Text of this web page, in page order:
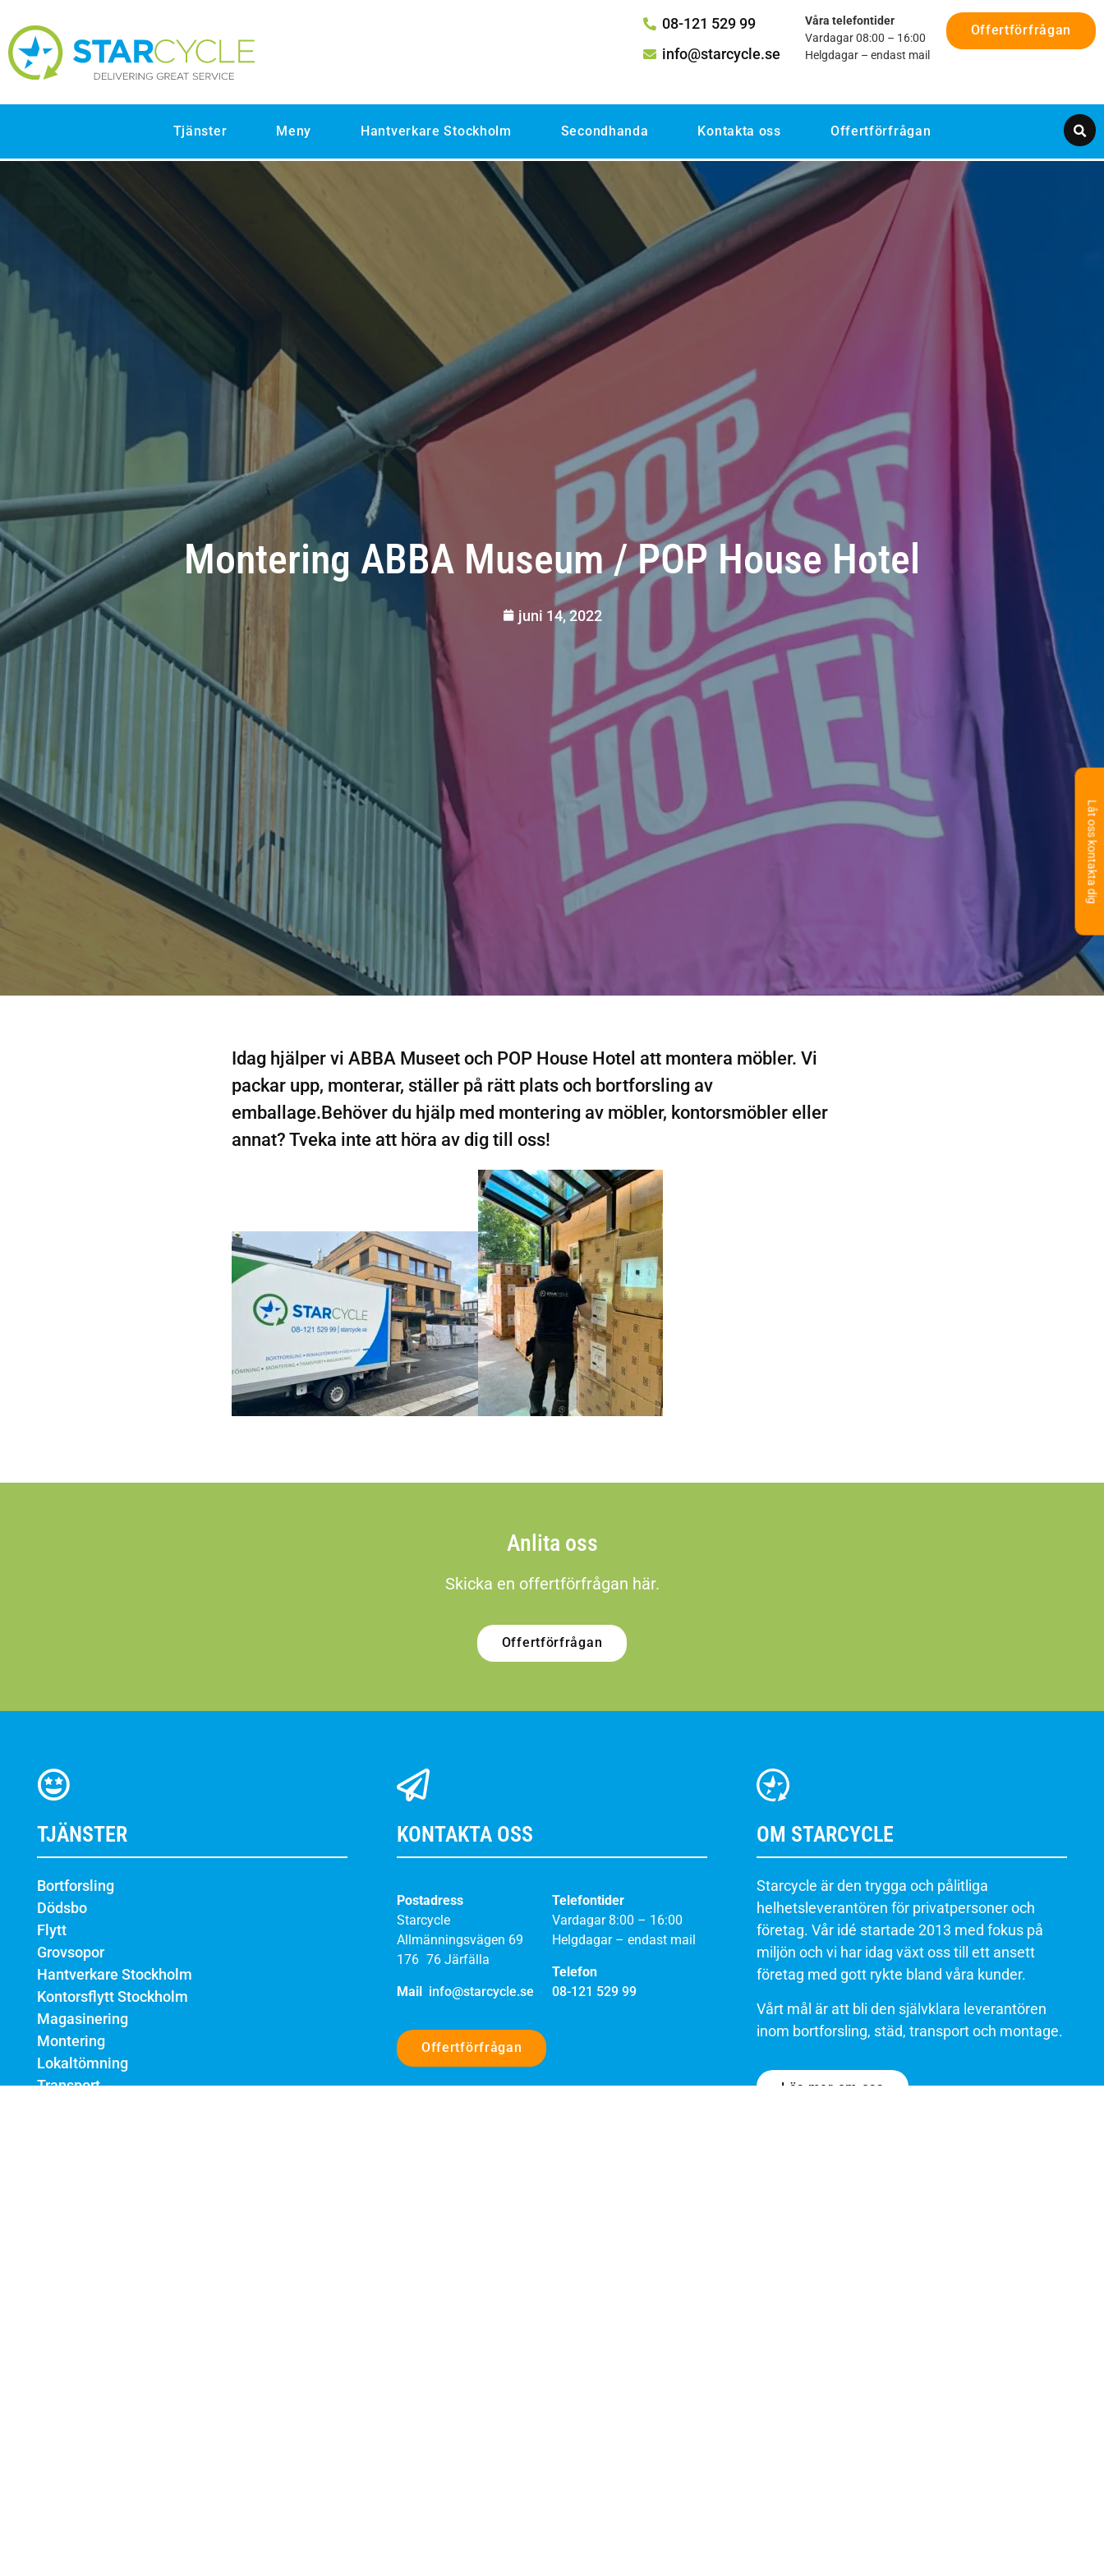
08-121 529 99
info@starcycle.se
Våra telefontider
Vardagar 08:00 – 16:00
Helgdagar – endast mail
Offertförfrågan
Tjänster Meny Hantverkare Stockholm Secondhanda Kontakta oss Offertförfrågan
Montering ABBA Museum / POP House Hotel
juni 14, 2022
Idag hjälper vi ABBA Museet och POP House Hotel att montera möbler. Vi
packar upp, monterar, ställer på rätt plats och bortforsling av
emballage.Behöver du hjälp med montering av möbler, kontorsmöbler eller
annat? Tveka inte att höra av dig till oss!
Anlita oss
Skicka en offertförfrågan här.
Offertförfrågan
TJÄNSTER
Bortforsling
Dödsbo
Flytt
Grovsopor
Hantverkare Stockholm
Kontorsflytt Stockholm
Magasinering
Montering
Lokaltömning
Transport
KONTAKTA OSS
Postadress
Starcycle
Allmänningsvägen 69
176 76 Järfälla
Mail info@starcycle.se
Telefontider
Vardagar 8:00 – 16:00
Helgdagar – endast mail
Telefon
08-121 529 99
Offertförfrågan
OM STARCYCLE
Starcycle är den trygga och pålitliga
helhetsleverantören för privatpersoner och
företag. Vår idé startade 2013 med fokus på
miljön och vi har idag växt oss till ett ansett
företag med gott rykte bland våra kunder.
Vårt mål är att bli den självklara leverantören
inom bortforsling, städ, transport och montage.
Läs mer om oss
Låt oss kontakta dig